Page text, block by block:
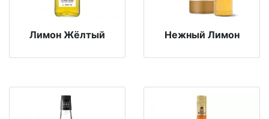
Лимон Жёлтый Нежный Лимон